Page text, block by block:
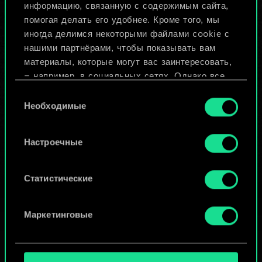
информацию, связанную с содержимым сайта,
помогая делать его удобнее. Кроме того, мы
иногда делимся некоторыми файлами cookie с
нашими партнёрами, чтобы показывать вам
материалы, которые могут вас заинтересовать,
— например, в социальных сетях. Однако все
разрешения.
Найти подробную информацию о том, как мы
используем ваши файлы cookie, и изменить
«Настройки» ниже.
согласия
Необходимые
Настроечные
Статистические
Маркетинговые
Назвать колоду и описать её
Изменить колоду
ИЛИ
Просмотреть колоды